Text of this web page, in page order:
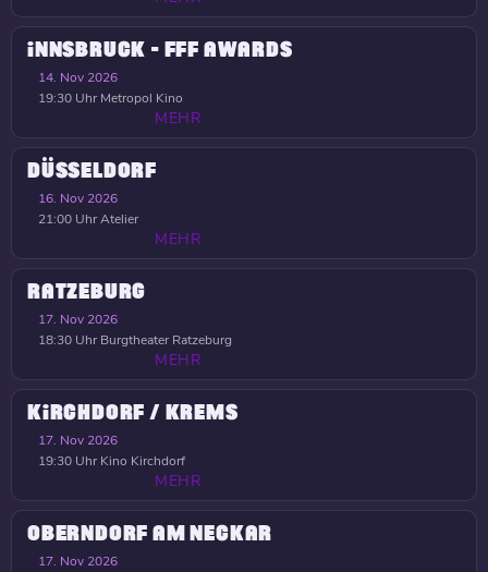
INNSBRUCK - FFF AWARDS
14. Nov 2026
19:30 Uhr Metropol Kino
MEHR
DÜSSELDORF
16. Nov 2026
21:00 UhrAtelier
MEHR
RATZEBURG
17. Nov 2026
18:30 Uhr Burgtheater Ratzeburg
MEHR
KIRCHDORF / KREMS
17. Nov 2026
19:30 Uhr Kino Kirchdorf
MEHR
OBERNDORF AM NECKAR
17. Nov 2026